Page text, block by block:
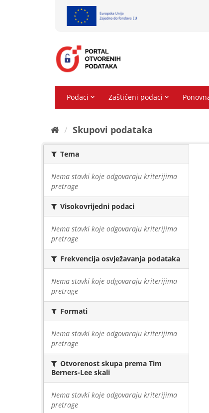
Skupovi podаtаkа
Tema
Nema stavki koje odgovaraju kriterijima
pretrage
Visokovrijedni podaci
Nema stavki koje odgovaraju kriterijima
pretrage
Frekvencija osvježavanja podataka
Nema stavki koje odgovaraju kriterijima
pretrage
Formati
Nema stavki koje odgovaraju kriterijima
pretrage
Otvorenost skupa prema Tim
Berners-Lee skali
Nema stavki koje odgovaraju kriterijima
pretrage